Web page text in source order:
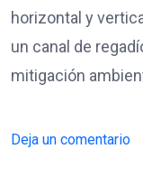
horizontal y
un canal de
mitigación
Deja un comentario